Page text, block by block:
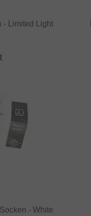
- Limited Light
- White